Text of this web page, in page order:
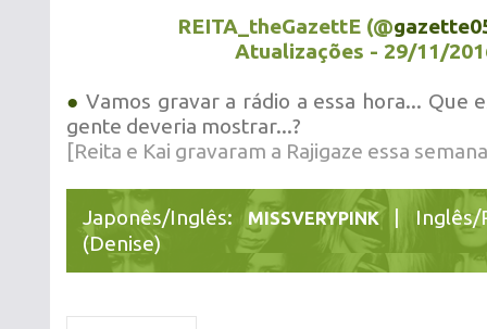
REITA_theGazettE (@
Atualizações - 29/11/
● Vamos gravar a rádio a essa hora... Que
gente deveria mostrar...?
[Reita e Kai gravaram a Rajigaze essa
Japonês/Inglês:MISSVERYPINK| Inglês/
(Denise)